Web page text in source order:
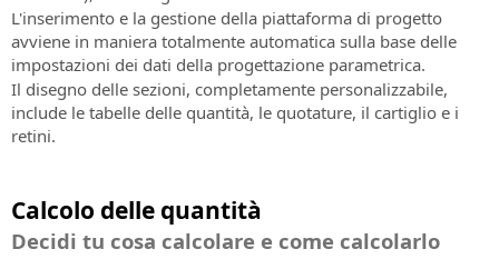
L'inserimento e la gestione della piattaforma di progetto
avviene in maniera totalmente automatica sulla base delle
impostazioni dei dati della progettazione parametrica.
Il disegno delle sezioni, completamente personalizzabile,
include le tabelle delle quantità, le quotature, il cartiglio e i
retini.
Calcolo delle quantità
Decidi tu cosa calcolare e come calcolarlo